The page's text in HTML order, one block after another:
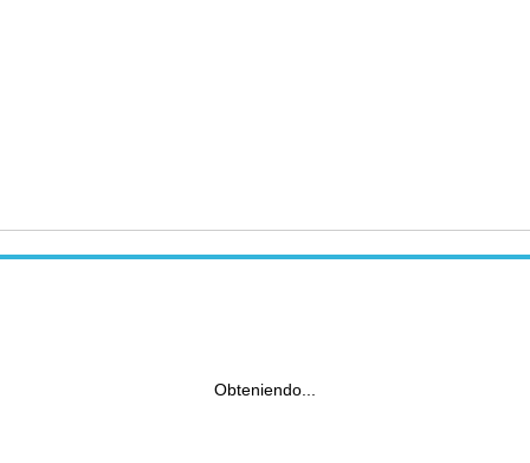
Obteniendo...